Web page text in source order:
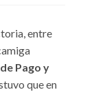
entre
Pago y
que en